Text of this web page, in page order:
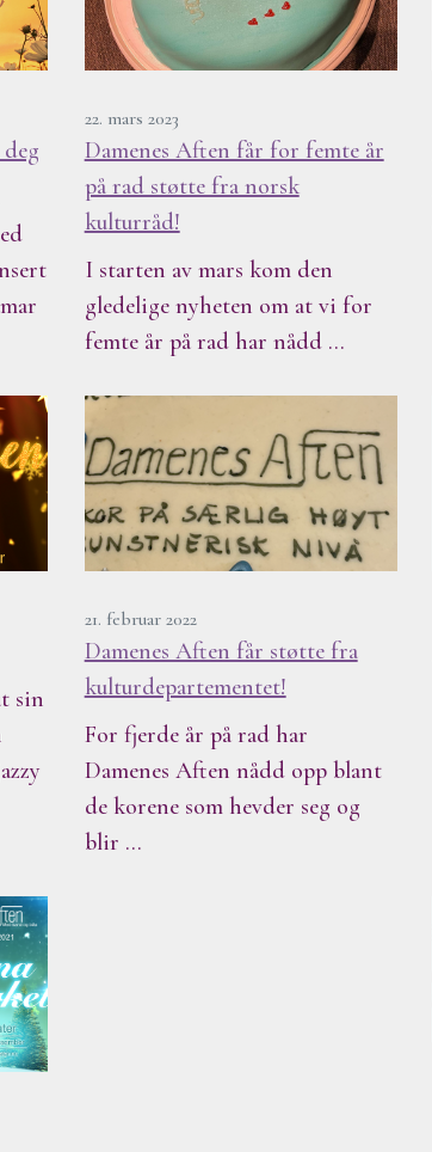
22. mars 2023
Damenes Aften får for femte år
på rad støtte fra norsk
kulturråd!
I starten av mars kom den
gledelige nyheten om at vi for
femte år på rad har nådd …
sin
21. februar 2022
Damenes Aften får støtte fra
kulturdepartementet!
For fjerde år på rad har
Damenes Aften nådd opp blant
de korene som hevder seg og
blir …